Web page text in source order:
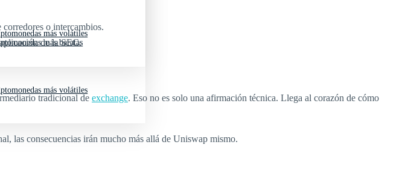
más volátiles
más baratas
más volátiles
o intercambios.
de la SEC.
tradicional de exchange. Eso no es solo una afirmación técnica. Llega al corazón de cómo
las consecuencias irán mucho más allá de Uniswap mismo.